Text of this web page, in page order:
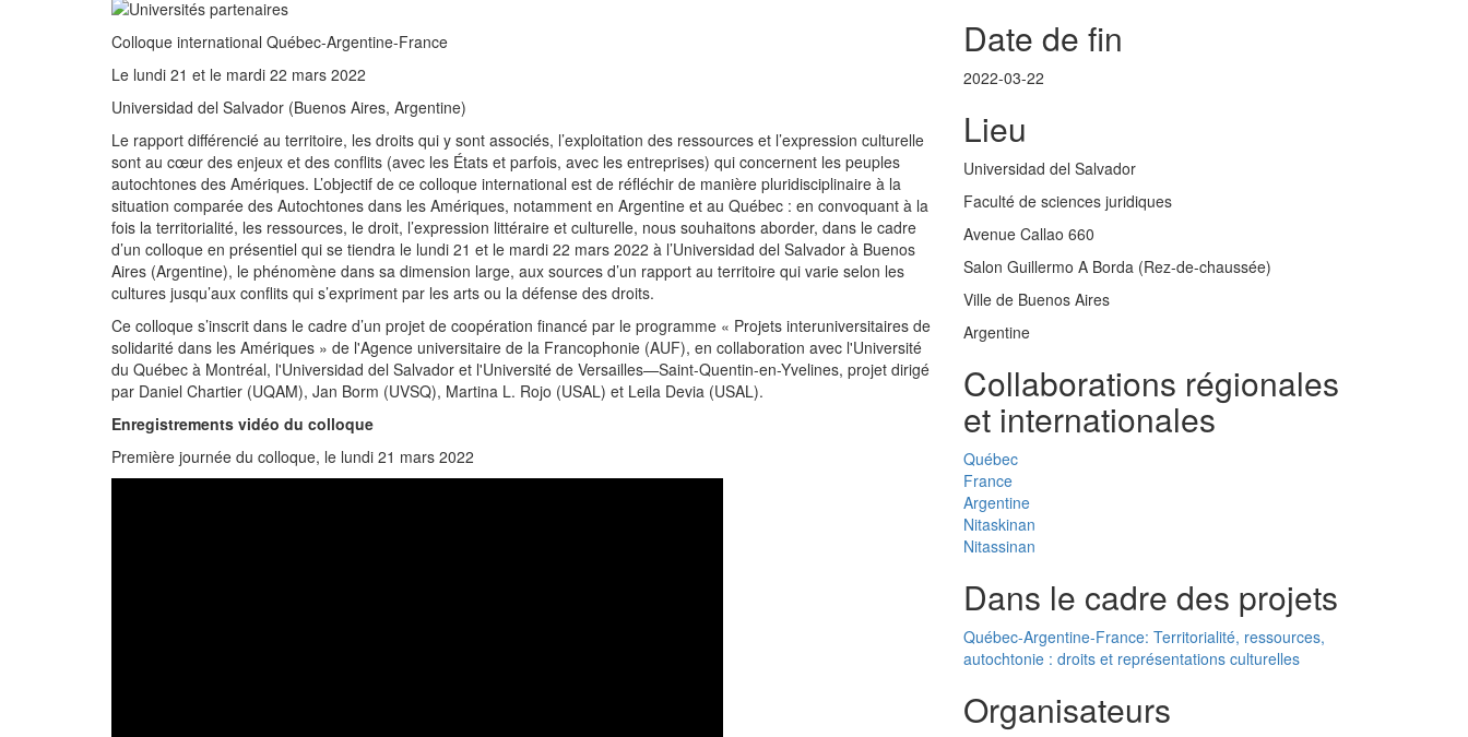
Colloque international Québec-Argentine-France
Le lundi 21 et le mardi 22 mars 2022
Universidad del Salvador (Buenos Aires, Argentine)
Le rapport différencié au territoire, les droits qui y sont associés, l’exploitation des ressources et l’expression culturelle
sont au cœur des enjeux et des conflits (avec les États et parfois, avec les entreprises) qui concernent les peuples
autochtones des Amériques. L’objectif de ce colloque international est de réfléchir de manière pluridisciplinaire à la
situation comparée des Autochtones dans les Amériques, notamment en Argentine et au Québec : en convoquant à la
fois la territorialité, les ressources, le droit, l’expression littéraire et culturelle, nous souhaitons aborder, dans le cadre
d’un colloque en présentiel qui se tiendra le lundi 21 et le mardi 22 mars 2022 à l’Universidad del Salvador à Buenos
Aires (Argentine), le phénomène dans sa dimension large, aux sources d’un rapport au territoire qui varie selon les
cultures jusqu’aux conflits qui s’expriment par les arts ou la défense des droits.
Ce colloque s’inscrit dans le cadre d’un projet de coopération financé par le programme « Projets interuniversitaires de
solidarité dans les Amériques » de l'Agence universitaire de la Francophonie (AUF), en collaboration avec l'Université
du Québec à Montréal, l'Universidad del Salvador et l'Université de Versailles—Saint-Quentin-en-Yvelines, projet dirigé
par Daniel Chartier (UQAM), Jan Borm (UVSQ), Martina L. Rojo (USAL) et Leila Devia (USAL).
Enregistrements vidéo du colloque
Première journée du colloque, le lundi 21 mars 2022
Date de fin
2022-03-22
Lieu
Universidad del Salvador
Faculté de sciences juridiques
Avenue Callao 660
Salon Guillermo A Borda (Rez-de-chaussée)
Ville de Buenos Aires
Argentine
Collaborations régionales
et internationales
Québec
France
Argentine
Nitaskinan
Nitassinan
Dans le cadre des projets
Québec-Argentine-France: Territorialité, ressources,
autochtonie : droits et représentations culturelles
Organisateurs